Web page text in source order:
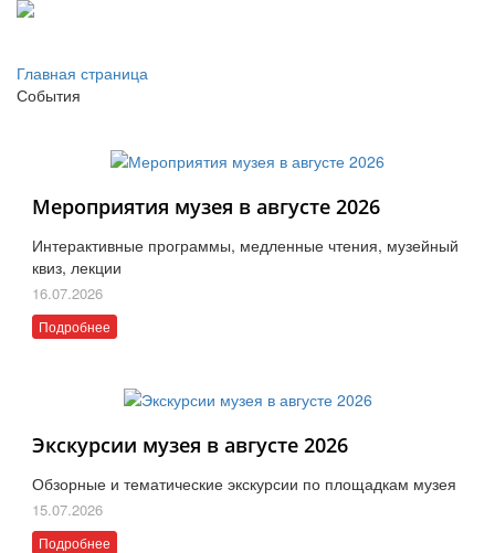
Главная страница
События
Мероприятия музея в августе 2026
Интерактивные программы, медленные чтения, музейный
квиз, лекции
16.07.2026
Подробнее
Экскурсии музея в августе 2026
Обзорные и тематические экскурсии по площадкам музея
15.07.2026
Подробнее